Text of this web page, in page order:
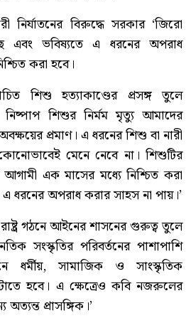
নির্যাতনের বিরুদ্ধে সরকার ‘জিরো
এবং ভবিষ্যতে এ ধরনের অপরাধ
করা হবে।
শিশু হত্যাকাণ্ডের প্রসঙ্গ তুলে
নিষ্পাপ শিশুর নির্মম মৃত্যু আমাদের
প্রমাণ। এ ধরনের শিশু বা নারী
মেনে নেবে না। শিশুটির
আগামী এক মাসের মধ্যে নিশ্চিত করা
ধরনের অপরাধ করার সাহস না পায়।’
গঠনে আইনের শাসনের গুরুত্ব তুলে
সংস্কৃতির পরিবর্তনের পাশাপাশি
ধর্মীয়, সামাজিক ও সাংস্কৃতিক
হবে। এ ক্ষেত্রেও কবি নজরুলের
প্রাসঙ্গিক।’